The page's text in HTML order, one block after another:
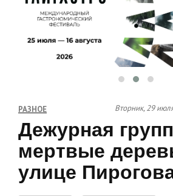
РАЗНОЕ Вторник, 29
Дежурная
мертвые
улице